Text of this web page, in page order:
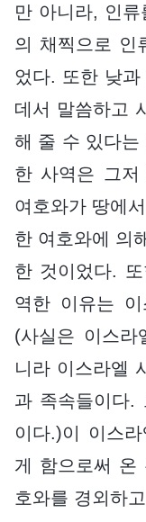
만 아니라, 인
의 채찍으로 인
었다. 또한 낮
데서 말씀하고
해 줄 수 있다는
한 사역은 그저
여호와가 땅에
한 여호와에 의
한 것이었다.
역한 이유는
(사실은 이스
니라 이스라엘
과 족속들이다.
이다.)이 이스
게 함으로써 온
호와를 경외하